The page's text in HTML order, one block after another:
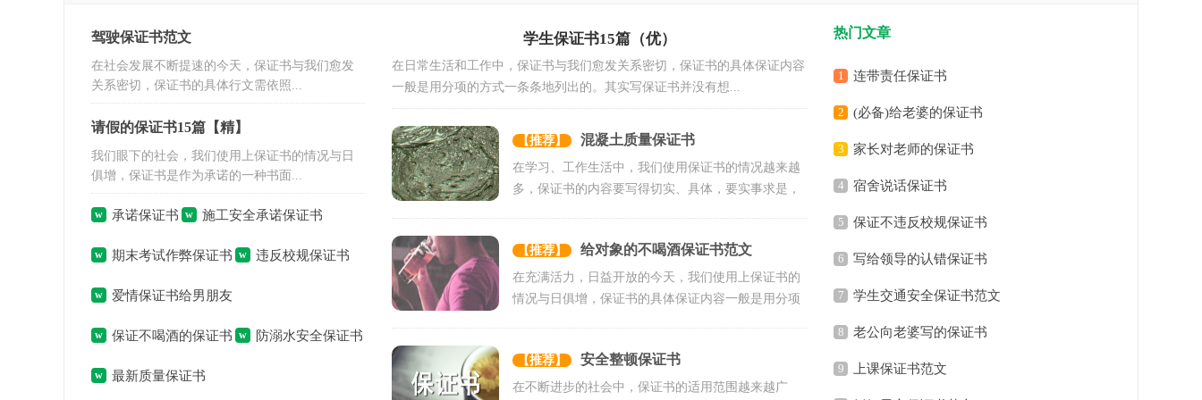
驾驶保证书范文
在社会发展不断提速的今天，保证书与我们愈发
关系密切，保证书的具体行文需依照...
请假的保证书15篇【精】
我们眼下的社会，我们使用上保证书的情况与日
俱增，保证书是作为承诺的一种书面...
承诺保证书 施工安全承诺保证书
期末考试作弊保证书 违反校规保证书
爱情保证书给男朋友
保证不喝酒的保证书 防溺水安全保证书
最新质量保证书
学生保证书15篇（优）
在日常生活和工作中，保证书与我们愈发关系密切，保证书的具体保证内容
一般是用分项的方式一条条地列出的。其实写保证书并没有想...
【推荐】 混凝土质量保证书
在学习、工作生活中，我们使用保证书的情况越来越
多，保证书的内容要写得切实、具体，要实事求是，
【推荐】 给对象的不喝酒保证书范文
在充满活力，日益开放的今天，我们使用上保证书的
情况与日俱增，保证书的具体保证内容一般是用分项
【推荐】 安全整顿保证书
在不断进步的社会中，保证书的适用范围越来越广
热门文章
1 连带责任保证书
2 (必备)给老婆的保证书
3 家长对老师的保证书
4 宿舍说话保证书
5 保证不违反校规保证书
6 写给领导的认错保证书
7 学生交通安全保证书范文
8 老公向老婆写的保证书
9 上课保证书范文